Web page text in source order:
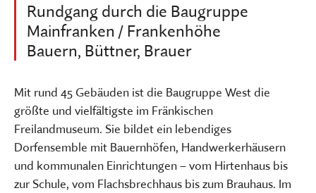
Rundgang durch die Baugruppe
Mainfranken / Frankenhöhe
Bauern, Büttner, Brauer
Mit rund 45 Gebäuden ist die Baugruppe West die
größte und vielfältigste im Fränkischen
Freilandmuseum. Sie bildet ein lebendiges
Dorfensemble mit Bauernhöfen, Handwerkerhäusern
und kommunalen Einrichtungen – vom Hirtenhaus bis
zur Schule, vom Flachsbrechhaus bis zum Brauhaus. Im